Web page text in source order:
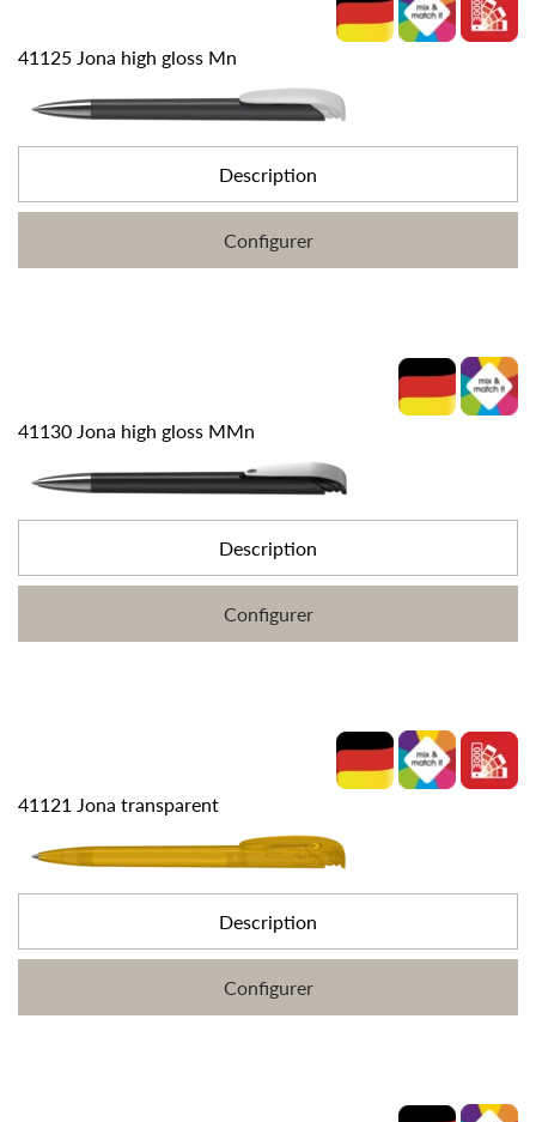
41125 Jona high gloss Mn
Description
Configurer
41130 Jona high gloss MMn
Description
Configurer
41121 Jona transparent
Description
Configurer